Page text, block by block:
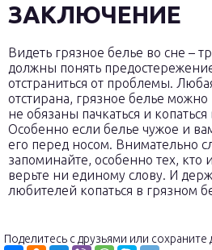
ЗАКЛЮЧЕНИЕ
Видеть грязное белье во сне –
должны понять
отстраниться от проблемы.
отстирана, грязное белье
не обязаны пачкаться и
Особенно если белье чужое и
его перед носом. Внимательно
запоминайте, особенно тех, кто
верьте ни единому слову. И
любителей копаться в грязном
Поделитесь с друзьями или сохраните